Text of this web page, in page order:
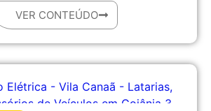
VER CONTEÚDO